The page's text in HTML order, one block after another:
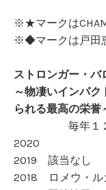
※★マークは
※◆マークは戸田
ストロンガー・バ
～物凄いインパク
られる最高の栄誉
毎年１２月
2020
2019 該当なし
2018 ロメウ・ル